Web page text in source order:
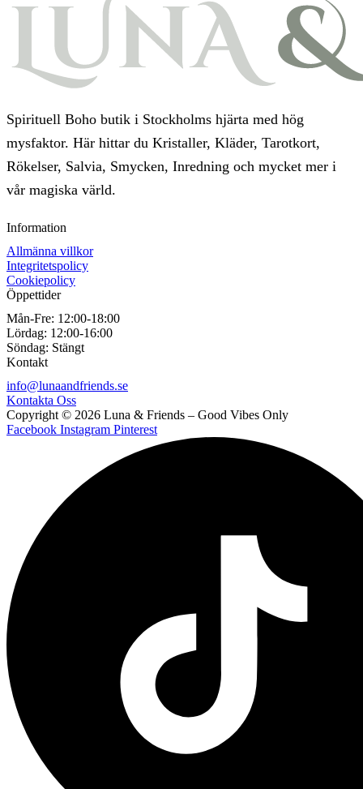
Spirituell Boho butik i Stockholms hjärta med hög
mysfaktor. Här hittar du Kristaller, Kläder, Tarotkort,
Rökelser, Salvia, Smycken, Inredning och mycket mer i
vår magiska värld.
Information
Allmänna villkor
Integritetspolicy
Cookiepolicy
Öppettider
Mån-Fre: 12:00-18:00
Lördag: 12:00-16:00
Söndag: Stängt
Kontakt
info@lunaandfriends.se
Kontakta Oss
Copyright © 2026 Luna & Friends – Good Vibes Only
Facebook Instagram Pinterest